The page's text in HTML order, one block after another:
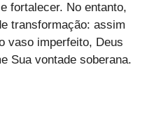
fortalecer. No entanto,
transformação: assim
vaso imperfeito, Deus
Sua vontade soberana.